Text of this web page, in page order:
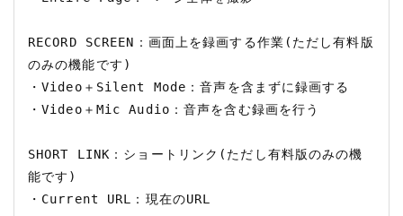
RECORD SCREEN：画面上を録画する作業(ただし有料版
のみの機能です)
・Video＋Silent Mode：音声を含まずに録画する
・Video＋Mic Audio：音声を含む録画を行う
SHORT LINK：ショートリンク(ただし有料版のみの機
能です)
・Current URL：現在のURL